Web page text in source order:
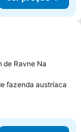
favoritos
de Ravne Na
fazenda austríaca